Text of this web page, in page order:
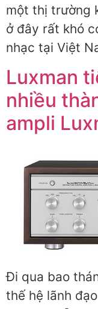
một thị trường
ở đây rất khó
nhạc tại Việt
Luxman
nhiều
ampli
Đi qua bao
thế hệ lãnh